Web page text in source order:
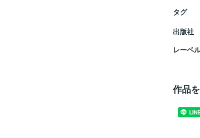
タグ
出版社
レーベ
作品